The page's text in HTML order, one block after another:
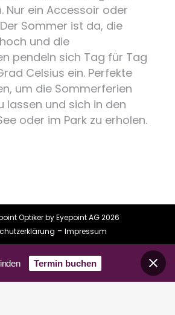
Nur ein Accessoir oder
Sommer ist da, die
und die
pendeln sich Tag für Tag
Celsius ein. Perfekte
um die Sommerferien
lassen und sich in den
oder im Park zu erholen.
Optiker by Eyepoint AG 2026
- Impressum
Termin buchen